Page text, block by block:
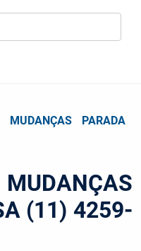
MUDANÇAS PARADA
(11) 4259-